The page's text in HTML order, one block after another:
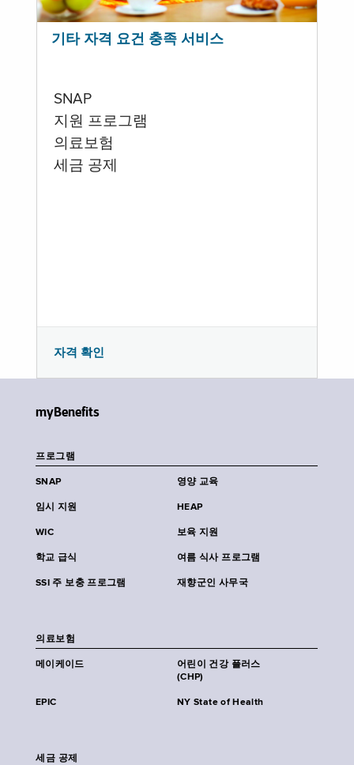
기타 자격 요건 충족 서비스
SNAP
지원 프로그램
의료보험
세금 공제
자격 확인
myBenefits
프로그램
SNAP 영양 교육
임시 지원 HEAP
WIC 보육 지원
학교 급식 여름 식사 프로그램
SSI 주 보충 프로그램 재향군인 사무국
의료보험
메이케이드
어린이 건강 플러스
(CHP)
EPIC NY State of Health
세금 공제